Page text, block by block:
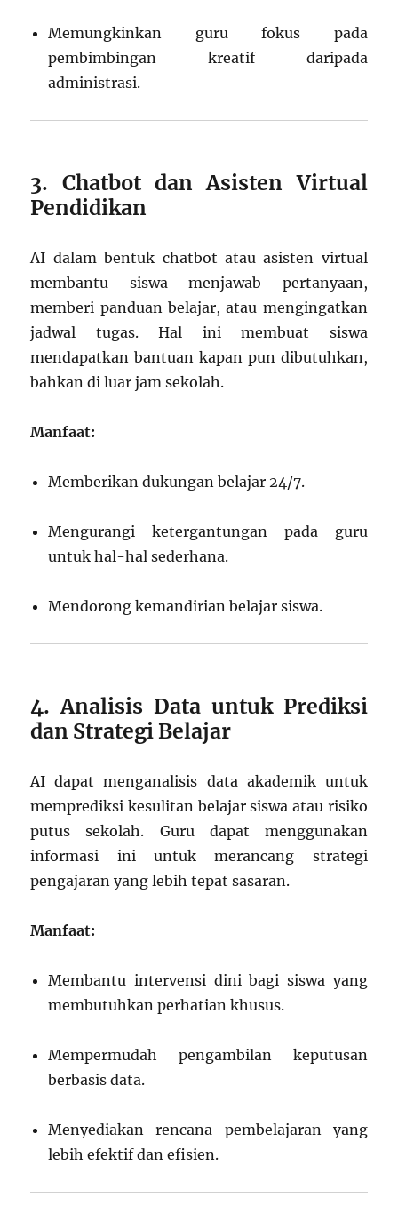
Memungkinkan guru fokus pada
pembimbingan kreatif daripada
administrasi.
3. Chatbot dan Asisten Virtual
Pendidikan
AI dalam bentuk chatbot atau asisten virtual
membantu siswa menjawab pertanyaan,
memberi panduan belajar, atau mengingatkan
jadwal tugas. Hal ini membuat siswa
mendapatkan bantuan kapan pun dibutuhkan,
bahkan di luar jam sekolah.
Manfaat:
Memberikan dukungan belajar 24/7.
Mengurangi ketergantungan pada guru
untuk hal-hal sederhana.
Mendorong kemandirian belajar siswa.
4. Analisis Data untuk Prediksi
dan Strategi Belajar
AI dapat menganalisis data akademik untuk
memprediksi kesulitan belajar siswa atau risiko
putus sekolah. Guru dapat menggunakan
informasi ini untuk merancang strategi
pengajaran yang lebih tepat sasaran.
Manfaat:
Membantu intervensi dini bagi siswa yang
membutuhkan perhatian khusus.
Mempermudah pengambilan keputusan
berbasis data.
Menyediakan rencana pembelajaran yang
lebih efektif dan efisien.